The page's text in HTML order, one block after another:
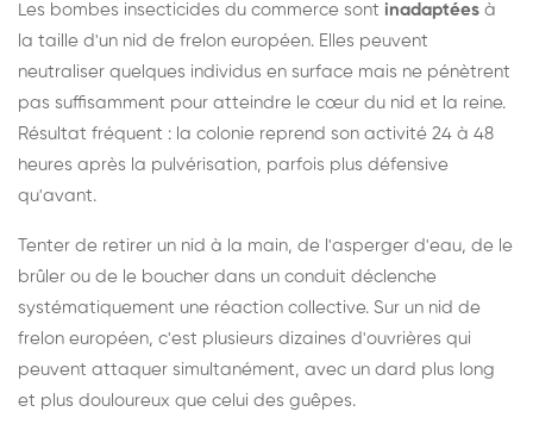
Les bombes insecticides du commerce sont inadaptées à
la taille d'un nid de frelon européen. Elles peuvent
neutraliser quelques individus en surface mais ne pénètrent
pas suffisamment pour atteindre le cœur du nid et la reine.
Résultat fréquent : la colonie reprend son activité 24 à 48
heures après la pulvérisation, parfois plus défensive
qu'avant.
Tenter de retirer un nid à la main, de l'asperger d'eau, de le
brûler ou de le boucher dans un conduit déclenche
systématiquement une réaction collective. Sur un nid de
frelon européen, c'est plusieurs dizaines d'ouvrières qui
peuvent attaquer simultanément, avec un dard plus long
et plus douloureux que celui des guêpes.